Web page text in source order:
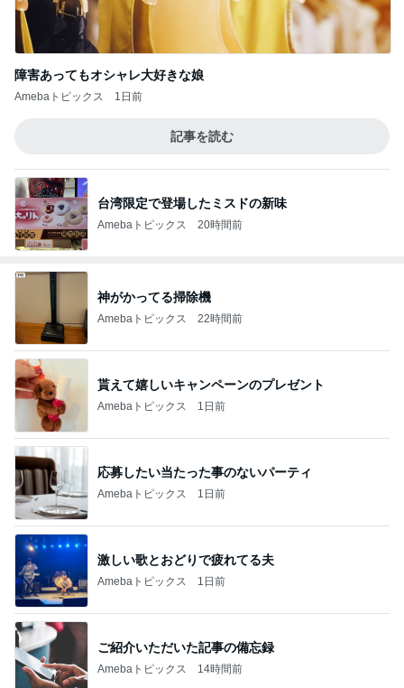
障害あってもオシャレ大好きな娘
Amebaトピックス 1日前
記事を読む
台湾限定で登場したミスドの新味
Amebaトピックス 20時間前
神がかってる掃除機
Amebaトピックス 22時間前
貰えて嬉しいキャンペーンのプレゼント
Amebaトピックス 1日前
応募したい当たった事のないパーティ
Amebaトピックス 1日前
激しい歌とおどりで疲れてる夫
Amebaトピックス 1日前
ご紹介いただいた記事の備忘録
Amebaトピックス 14時間前